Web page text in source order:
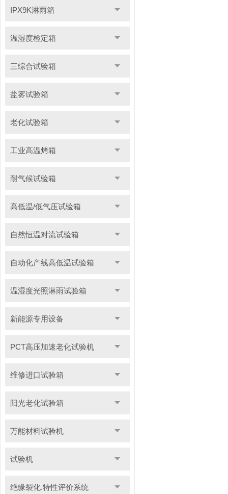
IPX9K淋雨箱
温湿度检定箱
三综合试验箱
盐雾试验箱
老化试验箱
工业高温烤箱
耐气候试验箱
高低温/低气压试验箱
自然恒温对流试验箱
自动化产线高低温试验箱
温湿度光照淋雨试验箱
新能源专用设备
PCT高压加速老化试验机
维修进口试验箱
阳光老化试验箱
万能材料试验机
试验机
绝缘裂化.特性评价系统